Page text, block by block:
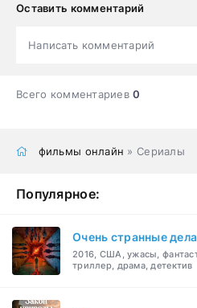
Оставить комментарий
Написать комментарий
Всего комментариев0
фильмы онлайн » Сериалы
Популярное:
Очень странные дела
2016, США, ужасы,
триллер, драма, детектив